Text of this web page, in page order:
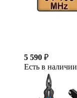
5 590 ₽
Есть в наличии